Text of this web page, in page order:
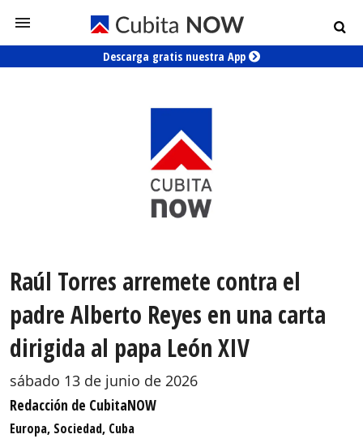
Descarga gratis nuestra App
Raúl Torres arremete contra el
padre Alberto Reyes en una carta
dirigida al papa León XIV
sábado 13 de junio de 2026
Redacción de CubitaNOW
Europa, Sociedad, Cuba